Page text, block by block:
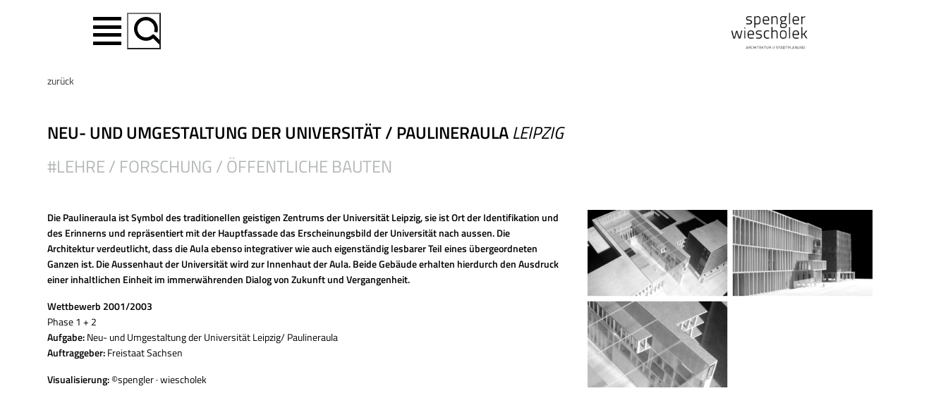
Suchen
zurück
NEU- UND UMGESTALTUNG DER UNIVERSITÄT / PAULINERAULALEIPZIG
#LEHRE / FORSCHUNG / ÖFFENTLICHE BAUTEN
Die Paulineraula ist Symbol des traditionellen geistigen Zentrums der Universität Leipzig, sie ist Ort der Identifikation und
des Erinnerns und repräsentiert mit der Hauptfassade das Erscheinungsbild der Universität nach aussen. Die
Architektur verdeutlicht, dass die Aula ebenso integrativer wie auch eigenständig lesbarer Teil eines übergeordneten
Ganzen ist. Die Aussenhaut der Universität wird zur Innenhaut der Aula. Beide Gebäude erhalten hierdurch den Ausdruck
einer inhaltlichen Einheit im immerwährenden Dialog von Zukunft und Vergangenheit.
Wettbewerb 2001/2003
Phase 1 + 2
Aufgabe:Neu- und Umgestaltung der Universität Leipzig/ Paulineraula
Auftraggeber:Freistaat Sachsen
Visualisierung:©spengler · wiescholek